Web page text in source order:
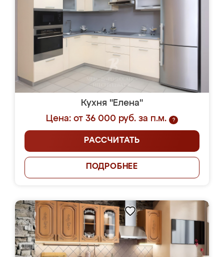
Кухня "Елена"
Цена: от 36 000 руб. за п.м.
?
РАССЧИТАТЬ
ПОДРОБНЕЕ